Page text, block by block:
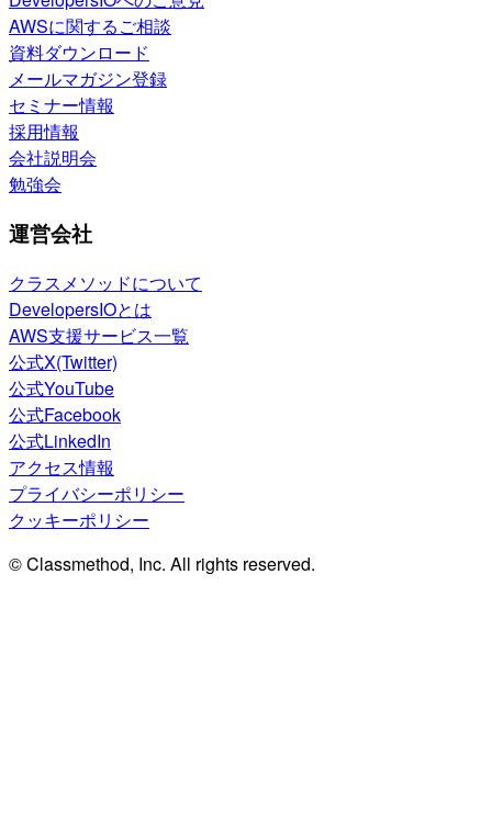
AWSに関するご相談
資料ダウンロード
メールマガジン登録
セミナー情報
採用情報
会社説明会
勉強会
運営会社
クラスメソッドについて
DevelopersIOとは
AWS支援サービス一覧
公式X(Twitter)
公式YouTube
公式Facebook
公式LinkedIn
アクセス情報
プライバシーポリシー
クッキーポリシー
© Classmethod, Inc. All rights reserved.